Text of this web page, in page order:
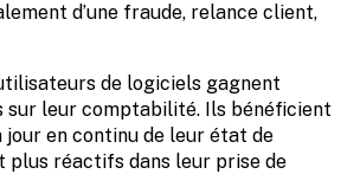
d’une fraude, relance client,
de logiciels gagnent
sur leur comptabilité. Ils bénéficient
jour en continu de leur état de
plus réactifs dans leur prise de